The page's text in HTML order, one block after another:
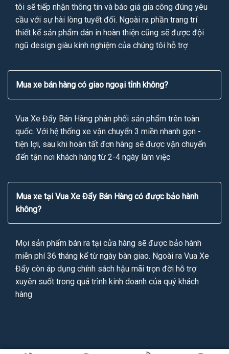
tôi sẽ tiếp nhận thông tin và báo giá gia công đúng yêu
cầu với sự hài lòng tuyết đối. Ngoài ra phần trang trí
thiết kế sản phẩm dán in hoàn thiện cũng sẽ được đội
ngũ design giàu kinh nghiệm của chúng tôi hỗ trợ
Mua xe bán hàng có giao ngoại tỉnh không?
Vua Xe Đẩy Bán Hàng phân phối sản phẩm trên toàn
quốc. Với hệ thống xe vận chuyển 3 miền nhanh gọn -
tiện lợi, sau khi hoàn tất đơn hàng sẽ được vận chuyển
đến tận nơi khách hàng từ 2-4 ngày làm việc
Mua xe tại Vua Xe Đẩy Bán Hàng có được bảo hành
không?
Mọi sản phẩm bán ra tại cửa hàng sẽ được bảo hành
miễn phí 36 tháng kể từ ngày bàn giao. Ngoài ra Vua Xe
Đẩy còn áp dụng chính sách hậu mãi trọn đời hỗ trợ
xuyên suốt trong quá trình kinh doanh của quý khách
hàng